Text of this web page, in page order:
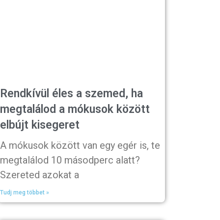
Rendkívül éles a szemed, ha
megtalálod a mókusok között
elbújt kisegeret
A mókusok között van egy egér is, te
megtalálod 10 másodperc alatt?
Szereted azokat a
Tudj meg többet »